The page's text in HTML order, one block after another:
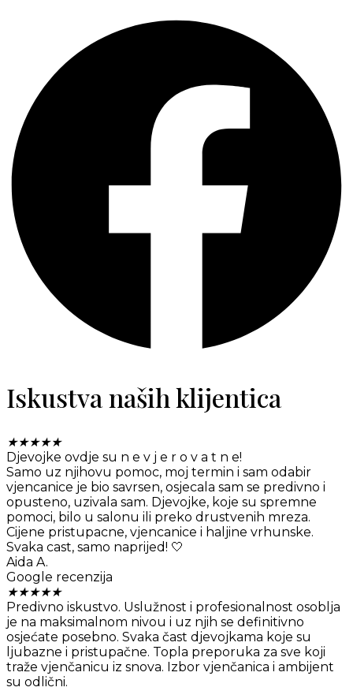
Iskustva naših klijentica
★★★★★
Djevojke ovdje su n e v j e r o v a t n e!
Samo uz njihovu pomoc, moj termin i sam odabir
vjencanice je bio savrsen, osjecala sam se predivno i
opusteno, uzivala sam. Djevojke, koje su spremne
pomoci, bilo u salonu ili preko drustvenih mreza.
Cijene pristupacne, vjencanice i haljine vrhunske.
Svaka cast, samo naprijed! 🤍
Aida A.
Google recenzija
★★★★★
Predivno iskustvo. Uslužnost i profesionalnost osoblja
je na maksimalnom nivou i uz njih se definitivno
osjećate posebno. Svaka čast djevojkama koje su
ljubazne i pristupačne. Topla preporuka za sve koji
traže vjenčanicu iz snova. Izbor vjenčanica i ambijent
su odlični.